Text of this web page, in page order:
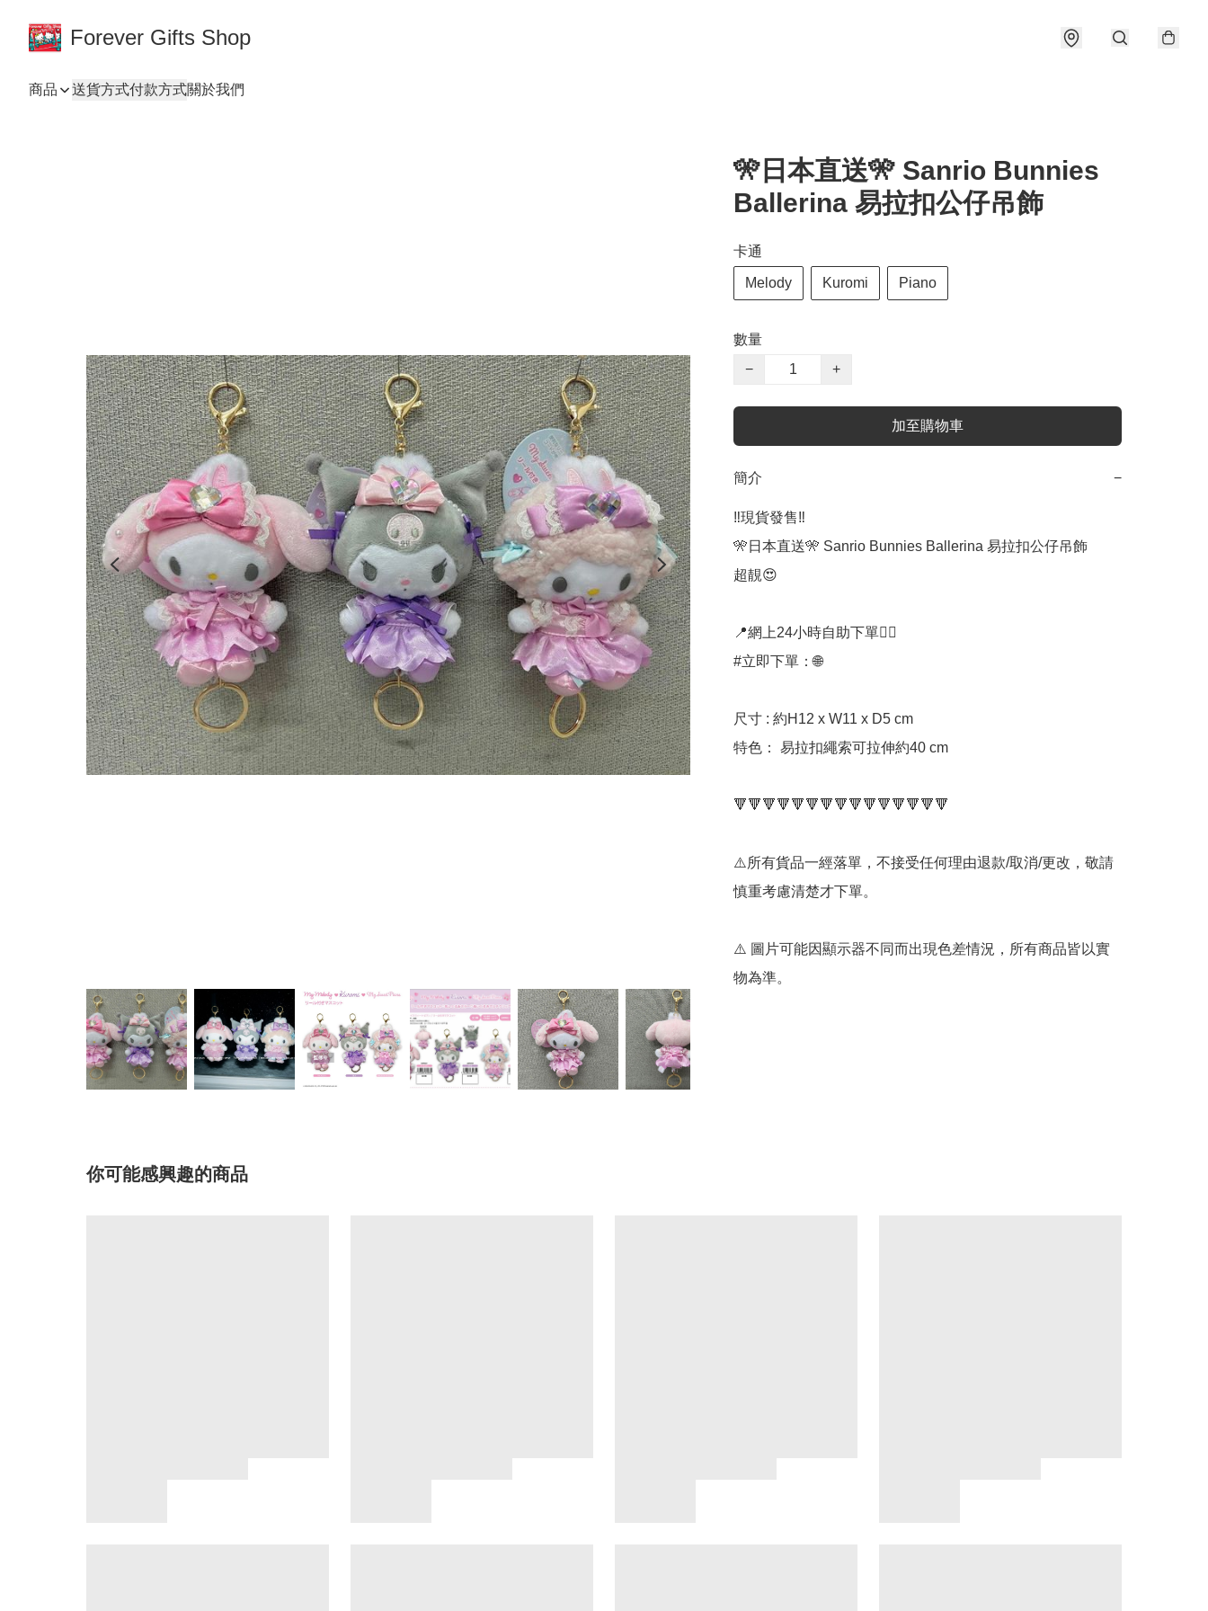
Forever Gifts Shop
商品 送貨方式付款方式關於我們
🎌日本直送🎌 Sanrio Bunnies
Ballerina 易拉扣公仔吊飾
卡通
Melody Kuromi Piano
數量
−
+
加至購物車
簡介 −
‼️現貨發售‼️
🎌日本直送🎌 Sanrio Bunnies Ballerina 易拉扣公仔吊飾
超靚😍
📍網上24小時自助下單👍🏻
#立即下單：🌐
尺寸 : 約H12 x W11 x D5 cm
特色： 易拉扣繩索可拉伸約40 cm
🔻🔻🔻🔻🔻🔻🔻🔻🔻🔻🔻🔻🔻🔻🔻
⚠️所有貨品一經落單，不接受任何理由退款/取消/更改，敬請
慎重考慮清楚才下單。
⚠️ 圖片可能因顯示器不同而出現色差情況，所有商品皆以實
物為準。
你可能感興趣的商品